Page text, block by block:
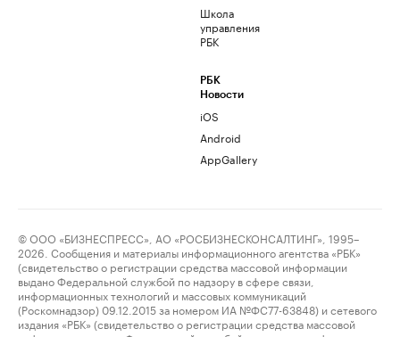
Школа
управления
РБК
РБК
Новости
iOS
Android
AppGallery
© ООО «БИЗНЕСПРЕСС», АО «РОСБИЗНЕСКОНСАЛТИНГ», 1995–
2026. Сообщения и материалы информационного агентства «РБК»
(свидетельство о регистрации средства массовой информации
выдано Федеральной службой по надзору в сфере связи,
информационных технологий и массовых коммуникаций
(Роскомнадзор) 09.12.2015 за номером ИА №ФС77-63848) и сетевого
издания «РБК» (свидетельство о регистрации средства массовой